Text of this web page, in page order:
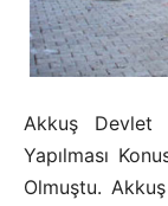
Akkuş Devlet
Yapılması
Olmuştu.